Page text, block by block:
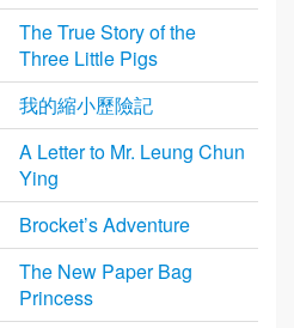
The True Story of the
Three Little Pigs
我的縮小歷險記
A Letter to Mr. Leung Chun
Ying
Brocket’s Adventure
The New Paper Bag
Princess